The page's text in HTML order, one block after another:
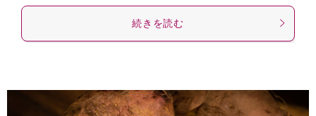
続きを読む